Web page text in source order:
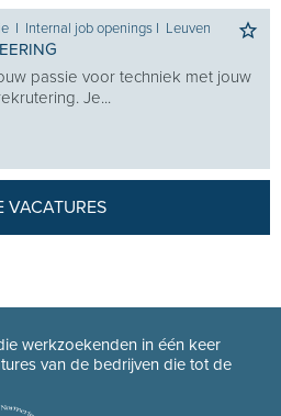
I Internal job openings I Leuven
passie voor techniek met jouw
Je...
VACATURES
werkzoekenden in één keer
van de bedrijven die tot de